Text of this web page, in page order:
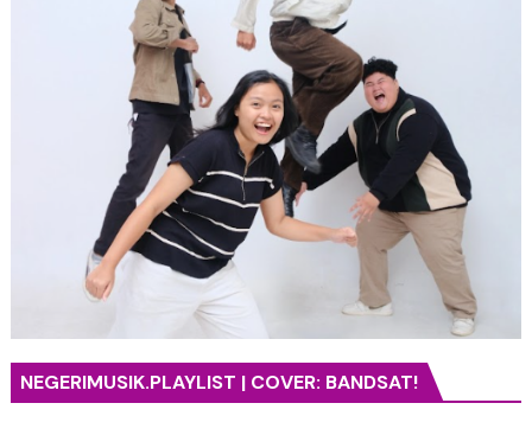
NEGERIMUSIK.PLAYLIST | COVER: BANDSAT!